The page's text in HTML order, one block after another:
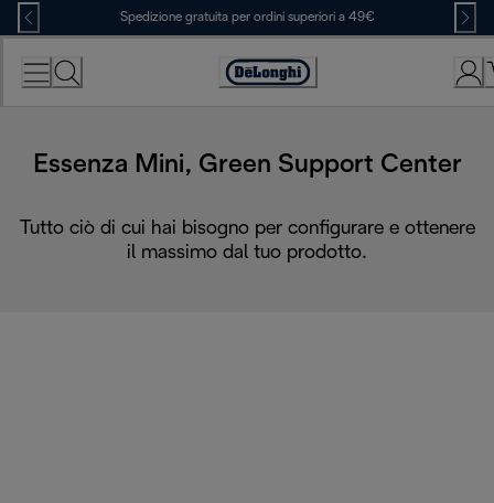
Skip
to
Content
Spedizione gratuita per ordini superiori a 49€
Accessibility
Essenza Mini, Green Support Center
Tutto ciò di cui hai bisogno per configurare e ottenere
il massimo dal tuo prodotto.